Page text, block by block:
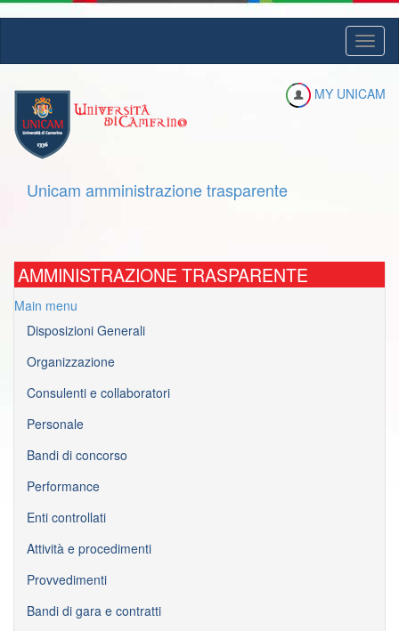
contenuto
Unicam amministrazione trasparente
MY UNICAM
AMMINISTRAZIONE TRASPARENTE
Main menu
Disposizioni Generali
Organizzazione
Consulenti e collaboratori
Personale
Bandi di concorso
Performance
Enti controllati
Attività e procedimenti
Provvedimenti
Bandi di gara e contratti